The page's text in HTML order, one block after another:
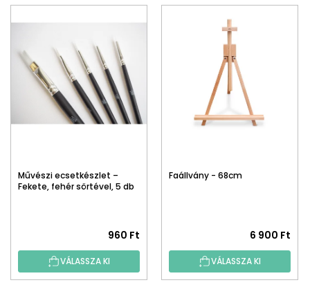
Művészi ecsetkészlet –
Fekete, fehér sörtével, 5 db
960 Ft
VÁLASSZA KI
Faállvány - 68cm
6 900 Ft
VÁLASSZA KI